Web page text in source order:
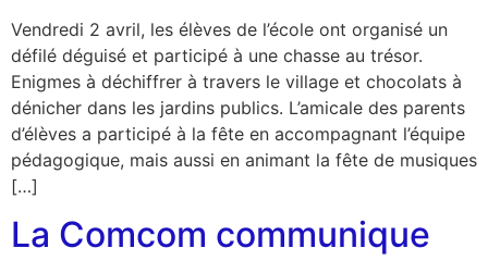
Vendredi 2 avril, les élèves de l’école ont organisé un
défilé déguisé et participé à une chasse au trésor.
Enigmes à déchiffrer à travers le village et chocolats à
dénicher dans les jardins publics. L’amicale des parents
d’élèves a participé à la fête en accompagnant l’équipe
pédagogique, mais aussi en animant la fête de musiques
[…]
La Comcom communique